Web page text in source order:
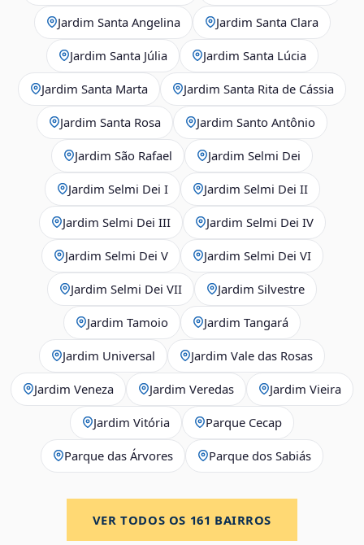
Jardim Santa Angelina Jardim Santa Clara
Jardim Santa Júlia Jardim Santa Lúcia
Jardim Santa Marta Jardim Santa Rita de Cássia
Jardim Santa Rosa Jardim Santo Antônio
Jardim São Rafael Jardim Selmi Dei
Jardim Selmi Dei I Jardim Selmi Dei II
Jardim Selmi Dei III Jardim Selmi Dei IV
Jardim Selmi Dei V Jardim Selmi Dei VI
Jardim Selmi Dei VII Jardim Silvestre
Jardim Tamoio Jardim Tangará
Jardim Universal Jardim Vale das Rosas
Jardim Veneza Jardim Veredas Jardim Vieira
Jardim Vitória Parque Cecap
Parque das Árvores Parque dos Sabiás
VER TODOS OS 161 BAIRROS